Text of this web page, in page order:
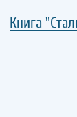
Книга
..